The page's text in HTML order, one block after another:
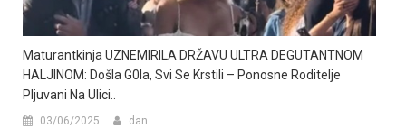
Maturantkinja UZNEMIRILA DRŽAVU ULTRA DEGUTANTNOM
HALJINOM: Došla G0Ia, Svi Se Krstili – Ponosne Roditelje
PIjuvani Na UIici..
03/06/2025 dan